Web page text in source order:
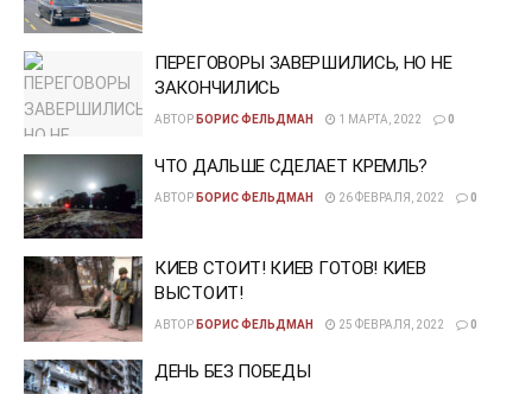
ПЕРЕГОВОРЫ ЗАВЕРШИЛИСЬ, НО НЕ
ЗАКОНЧИЛИСЬ
АВТОР БОРИС ФЕЛЬДМАН 1 МАРТА, 2022 0
ЧТО ДАЛЬШЕ СДЕЛАЕТ КРЕМЛЬ?
АВТОР БОРИС ФЕЛЬДМАН 26 ФЕВРАЛЯ, 2022 0
КИЕВ СТОИТ! КИЕВ ГОТОВ! КИЕВ
ВЫСТОИТ!
АВТОР БОРИС ФЕЛЬДМАН 25 ФЕВРАЛЯ, 2022 0
ДЕНЬ БЕЗ ПОБЕДЫ